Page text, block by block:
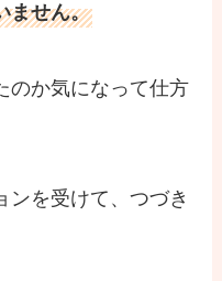
ません。
のか気になって仕方
ンを受けて、つづき